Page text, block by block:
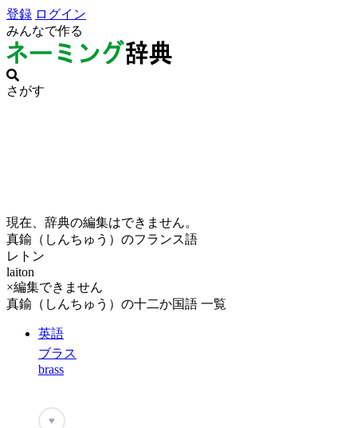
登録 ログイン
みんなで作る
さがす
現在、辞典の編集はできません。
真鍮（しんちゅう）のフランス語
レトン
laiton
×編集できません
真鍮（しんちゅう）の十二か国語 一覧
英語
ブラス
brass
♥